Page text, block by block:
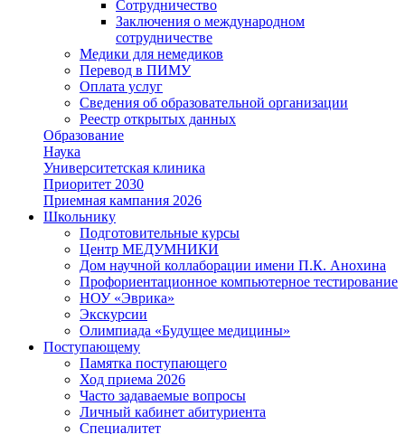
Сотрудничество
Заключения о международном
сотрудничестве
Медики для немедиков
Перевод в ПИМУ
Оплата услуг
Сведения об образовательной организации
Реестр открытых данных
Образование
Наука
Университетская клиника
Приоритет 2030
Приемная кампания 2026
Школьнику
Подготовительные курсы
Центр МЕДУМНИКИ
Дом научной коллаборации имени П.К. Анохина
Профориентационное компьютерное тестирование
НОУ «Эврика»
Экскурсии
Олимпиада «Будущее медицины»
Поступающему
Памятка поступающего
Ход приема 2026
Часто задаваемые вопросы
Личный кабинет абитуриента
Специалитет